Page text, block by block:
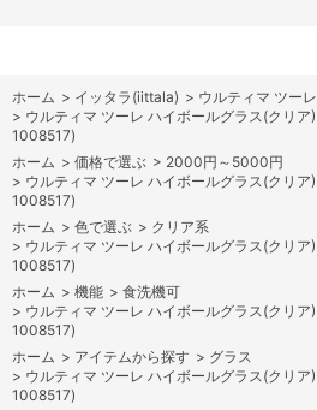
ホーム > イッタラ(iittala) > ウルティマ ツー
> ウルティマ ツーレ ハイボールグラス(クリ
1008517)
ホーム > 価格で選ぶ > 2000円～5000円
> ウルティマ ツーレ ハイボールグラス(クリ
1008517)
ホーム > 色で選ぶ > クリア系
> ウルティマ ツーレ ハイボールグラス(クリ
1008517)
ホーム > 機能 > 食洗機可
> ウルティマ ツーレ ハイボールグラス(クリ
1008517)
ホーム > アイテムから探す > グラス
> ウルティマ ツーレ ハイボールグラス(クリ
1008517)